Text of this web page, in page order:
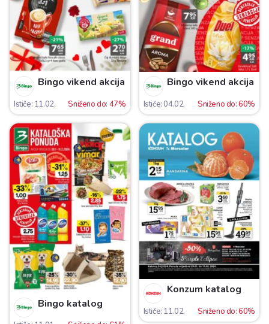
Bingo vikend akcija
Ističe: 11.02. Sniženo do: 47%
Bingo vikend akcija
Ističe: 04.02. Sniženo do: 60%
Bingo katalog
Konzum katalog
Ističe: 11.02. Sniženo do: 60%